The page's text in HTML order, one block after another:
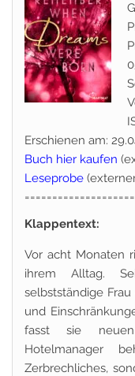
Erschienen am:
Buch hier kaufen
Leseprobe
====================
Klappentext:
Vor acht Monaten
ihrem Alltag.
selbstständige
und
fasst sie
Hotelmanager
Zerbrechliches,